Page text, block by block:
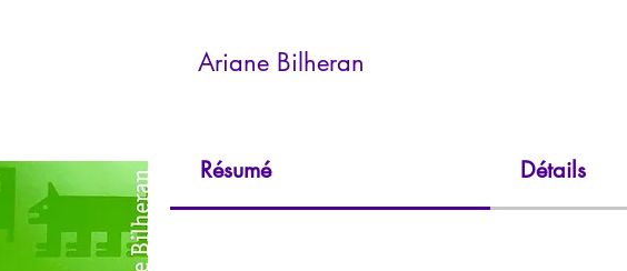
Ariane Bilheran
Résumé Détails